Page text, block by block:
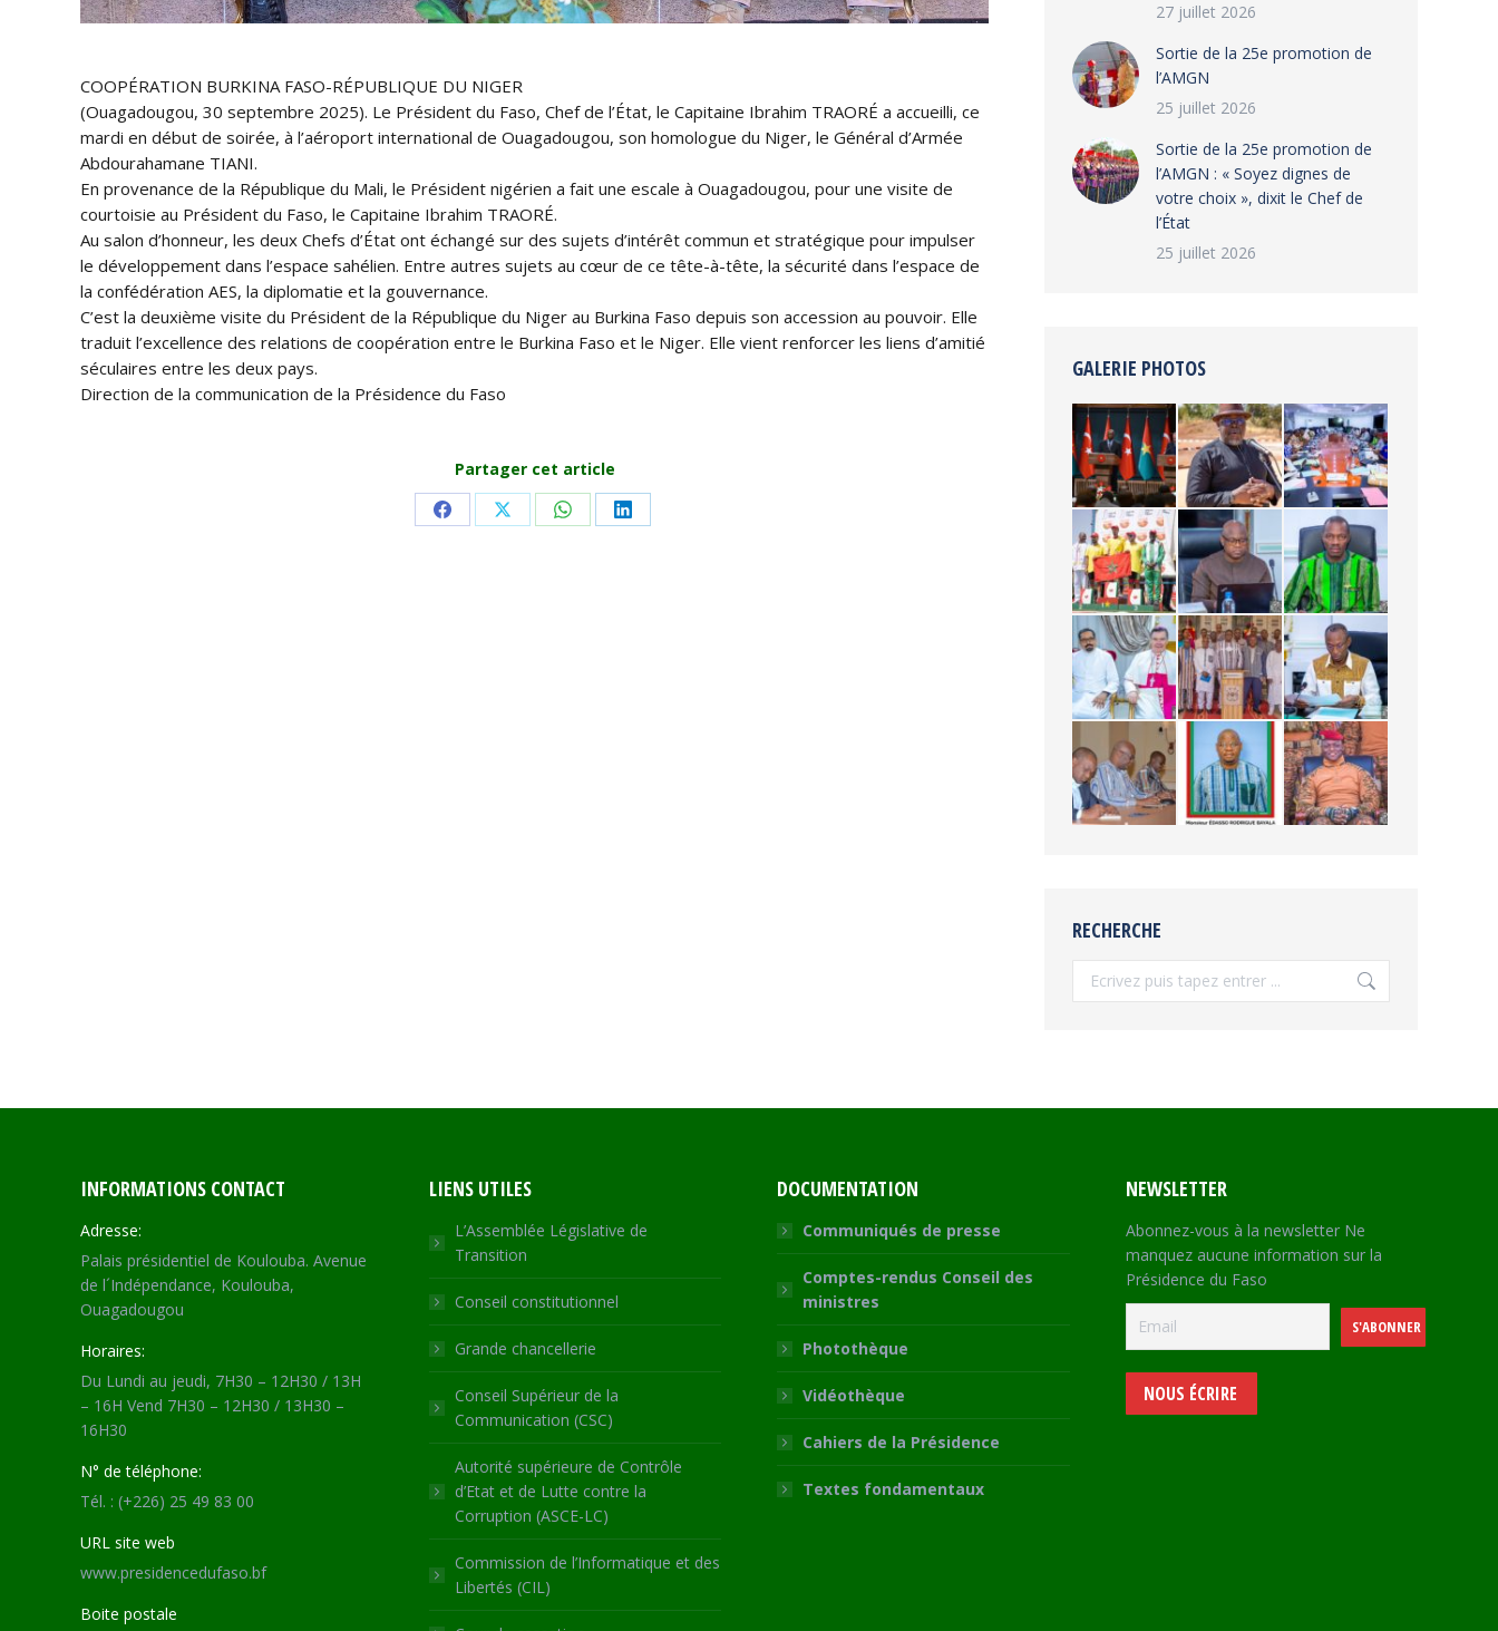
COOPÉRATION BURKINA FASO-RÉPUBLIQUE DU NIGER
(Ouagadougou, 30 septembre 2025). Le Président du Faso, Chef de l’État, le Capitaine Ibrahim TRAORÉ a accueilli, ce
mardi en début de soirée, à l’aéroport international de Ouagadougou, son homologue du Niger, le Général d’Armée
Abdourahamane TIANI.
En provenance de la République du Mali, le Président nigérien a fait une escale à Ouagadougou, pour une visite de
courtoisie au Président du Faso, le Capitaine Ibrahim TRAORÉ.
Au salon d’honneur, les deux Chefs d’État ont échangé sur des sujets d’intérêt commun et stratégique pour impulser
le développement dans l’espace sahélien. Entre autres sujets au cœur de ce tête-à-tête, la sécurité dans l’espace de
la confédération AES, la diplomatie et la gouvernance.
C’est la deuxième visite du Président de la République du Niger au Burkina Faso depuis son accession au pouvoir. Elle
traduit l’excellence des relations de coopération entre le Burkina Faso et le Niger. Elle vient renforcer les liens d’amitié
séculaires entre les deux pays.
Direction de la communication de la Présidence du Faso
Partager cet article
Share Share Share Share
27 juillet 2026
‎Sortie de la 25e promotion de
l’AMGN
25 juillet 2026
‎Sortie de la 25e promotion de
l’AMGN : « Soyez dignes de
votre choix », dixit le Chef de
l’État
25 juillet 2026
GALERIE PHOTOS
RECHERCHE
Recherche
INFORMATIONS CONTACT
Adresse:
Palais présidentiel de Koulouba. Avenue
de l´Indépendance, Koulouba,
Ouagadougou
Horaires:
Du Lundi au jeudi, 7H30 – 12H30 / 13H
– 16H Vend 7H30 – 12H30 / 13H30 –
16H30
N° de téléphone:
Tél. : (+226) 25 49 83 00
URL site web
www.presidencedufaso.bf
Boite postale
LIENS UTILES
L’Assemblée Législative de
Transition
Conseil constitutionnel
Grande chancellerie
Conseil Supérieur de la
Communication (CSC)
Autorité supérieure de Contrôle
d’Etat et de Lutte contre la
Corruption (ASCE-LC)
Commission de l’Informatique et des
Libertés (CIL)
DOCUMENTATION
Communiqués de presse
Comptes-rendus Conseil des
ministres
Photothèque
Vidéothèque
Cahiers de la Présidence
Textes fondamentaux
NEWSLETTER
Abonnez-vous à la newsletter Ne
manquez aucune information sur la
Présidence du Faso
NOUS ÉCRIRE